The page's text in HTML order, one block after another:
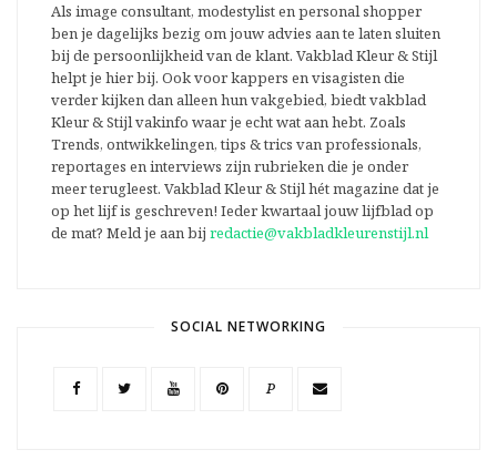
Als image consultant, modestylist en personal shopper
ben je dagelijks bezig om jouw advies aan te laten sluiten
bij de persoonlijkheid van de klant. Vakblad Kleur & Stijl
helpt je hier bij. Ook voor kappers en visagisten die
verder kijken dan alleen hun vakgebied, biedt vakblad
Kleur & Stijl vakinfo waar je echt wat aan hebt. Zoals
Trends, ontwikkelingen, tips & trics van professionals,
reportages en interviews zijn rubrieken die je onder
meer terugleest. Vakblad Kleur & Stijl hét magazine dat je
op het lijf is geschreven! Ieder kwartaal jouw lijfblad op
de mat? Meld je aan bij redactie@vakbladkleurenstijl.nl
SOCIAL NETWORKING
P